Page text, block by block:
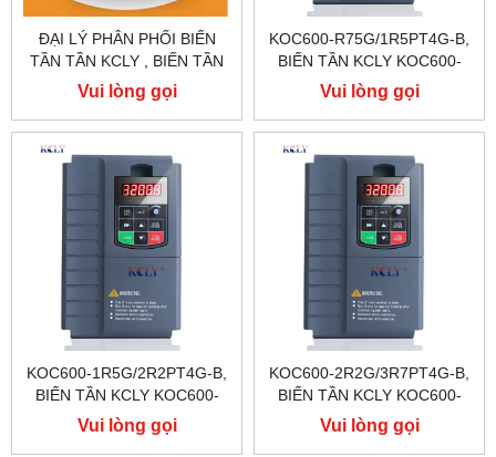
ĐẠI LÝ PHÂN PHỐI BIẾN
TẦN TẦN KCLY , BIẾN TẦN
KCLY KOC600 , BIẾN TẦN
KCLY KOC100
Vui lòng gọi
KOC600-R75G/1R5PT4G-B,
BIẾN TẦN KCLY KOC600-
R75G/1R5PT4G-B
Vui lòng gọi
KOC600-1R5G/2R2PT4G-B,
BIẾN TẦN KCLY KOC600-
1R5G/2R2PT4G-B
Vui lòng gọi
KOC600-2R2G/3R7PT4G-B,
BIẾN TẦN KCLY KOC600-
2R2G/3R7PT4G-B
Vui lòng gọi